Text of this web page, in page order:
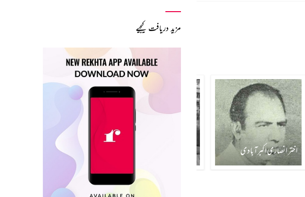
اختر انصاری اکبرآبادی نسیم سید
مزید دریافت کیجیے